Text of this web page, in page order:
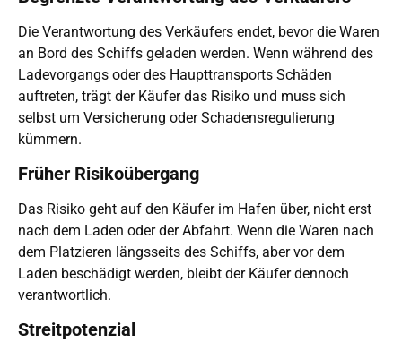
Die Verantwortung des Verkäufers endet, bevor die Waren
an Bord des Schiffs geladen werden. Wenn während des
Ladevorgangs oder des Haupttransports Schäden
auftreten, trägt der Käufer das Risiko und muss sich
selbst um Versicherung oder Schadensregulierung
kümmern.
Früher Risikoübergang
Das Risiko geht auf den Käufer im Hafen über, nicht erst
nach dem Laden oder der Abfahrt. Wenn die Waren nach
dem Platzieren längsseits des Schiffs, aber vor dem
Laden beschädigt werden, bleibt der Käufer dennoch
verantwortlich.
Streitpotenzial